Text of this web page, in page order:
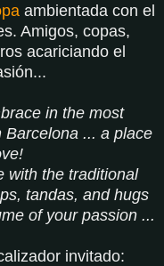
ambientada con el
Amigos, copas,
acariciando el
in the most
... a place
with the traditional
tandas, and hugs
of your passion ...
invitado: